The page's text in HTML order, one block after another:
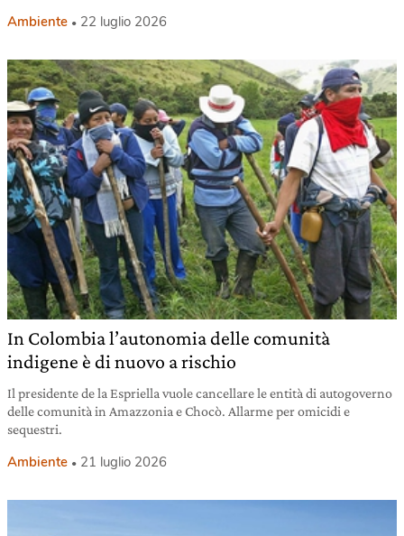
Ambiente 22 luglio 2026
In Colombia l’autonomia delle comunità
indigene è di nuovo a rischio
Il presidente de la Espriella vuole cancellare le entità di autogoverno
delle comunità in Amazzonia e Chocò. Allarme per omicidi e
sequestri.
Ambiente 21 luglio 2026